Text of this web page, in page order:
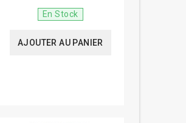
En Stock
AJOUTER AU PANIER